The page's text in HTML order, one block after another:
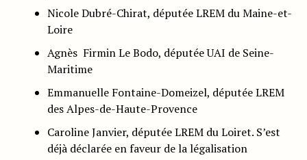
Nicole Dubré-Chirat, députée LREM du Maine-et-
Loire
Agnès Firmin Le Bodo, députée UAI de Seine-
Maritime
Emmanuelle Fontaine-Domeizel, députée LREM
des Alpes-de-Haute-Provence
Caroline Janvier, députée LREM du Loiret. S’est
déjà déclarée en faveur de la légalisation